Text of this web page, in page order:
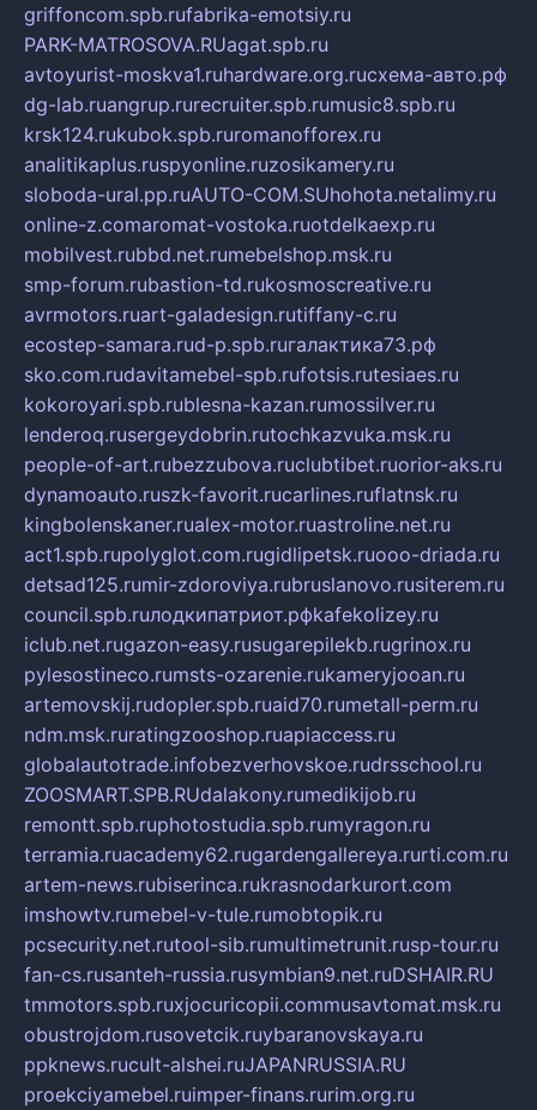
griffoncom.spb.rufabrika-emotsiy.ru
PARK-MATROSOVA.RUagat.spb.ru
avtoyurist-moskva1.ruhardware.org.ruсхема-авто.рф
dg-lab.ruangrup.rurecruiter.spb.rumusic8.spb.ru
krsk124.rukubok.spb.ruromanofforex.ru
analitikaplus.ruspyonline.ruzosikamery.ru
sloboda-ural.pp.ruAUTO-COM.SUhohota.netalimy.ru
online-z.comaromat-vostoka.ruotdelkaexp.ru
mobilvest.rubbd.net.rumebelshop.msk.ru
smp-forum.rubastion-td.rukosmoscreative.ru
avrmotors.ruart-galadesign.rutiffany-c.ru
ecostep-samara.rud-p.spb.ruгалактика73.рф
sko.com.rudavitamebel-spb.rufotsis.rutesiaes.ru
kokoroyari.spb.rublesna-kazan.rumossilver.ru
lenderoq.rusergeydobrin.rutochkazvuka.msk.ru
people-of-art.rubezzubova.ruclubtibet.ruorior-aks.ru
dynamoauto.ruszk-favorit.rucarlines.ruflatnsk.ru
kingbolenskaner.rualex-motor.ruastroline.net.ru
act1.spb.rupolyglot.com.rugidlipetsk.ruooo-driada.ru
detsad125.rumir-zdoroviya.rubruslanovo.rusiterem.ru
council.spb.ruлодкипатриот.рфkafekolizey.ru
iclub.net.rugazon-easy.rusugarepilekb.rugrinox.ru
pylesostineco.rumsts-ozarenie.rukameryjooan.ru
artemovskij.rudopler.spb.ruaid70.rumetall-perm.ru
ndm.msk.ruratingzooshop.ruapiaccess.ru
globalautotrade.infobezverhovskoe.rudrsschool.ru
ZOOSMART.SPB.RUdalakony.rumedikijob.ru
remontt.spb.ruphotostudia.spb.rumyragon.ru
terramia.ruacademy62.rugardengallereya.rurti.com.ru
artem-news.rubiserinca.rukrasnodarkurort.com
imshowtv.rumebel-v-tule.rumobtopik.ru
pcsecurity.net.rutool-sib.rumultimetrunit.rusp-tour.ru
fan-cs.rusanteh-russia.rusymbian9.net.ruDSHAIR.RU
tmmotors.spb.ruxjocuricopii.commusavtomat.msk.ru
obustrojdom.rusovetcik.ruybaranovskaya.ru
ppknews.rucult-alshei.ruJAPANRUSSIA.RU
proekciyamebel.ruimper-finans.rurim.org.ru